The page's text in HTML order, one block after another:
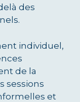
des
individuel,
de la
sessions
et